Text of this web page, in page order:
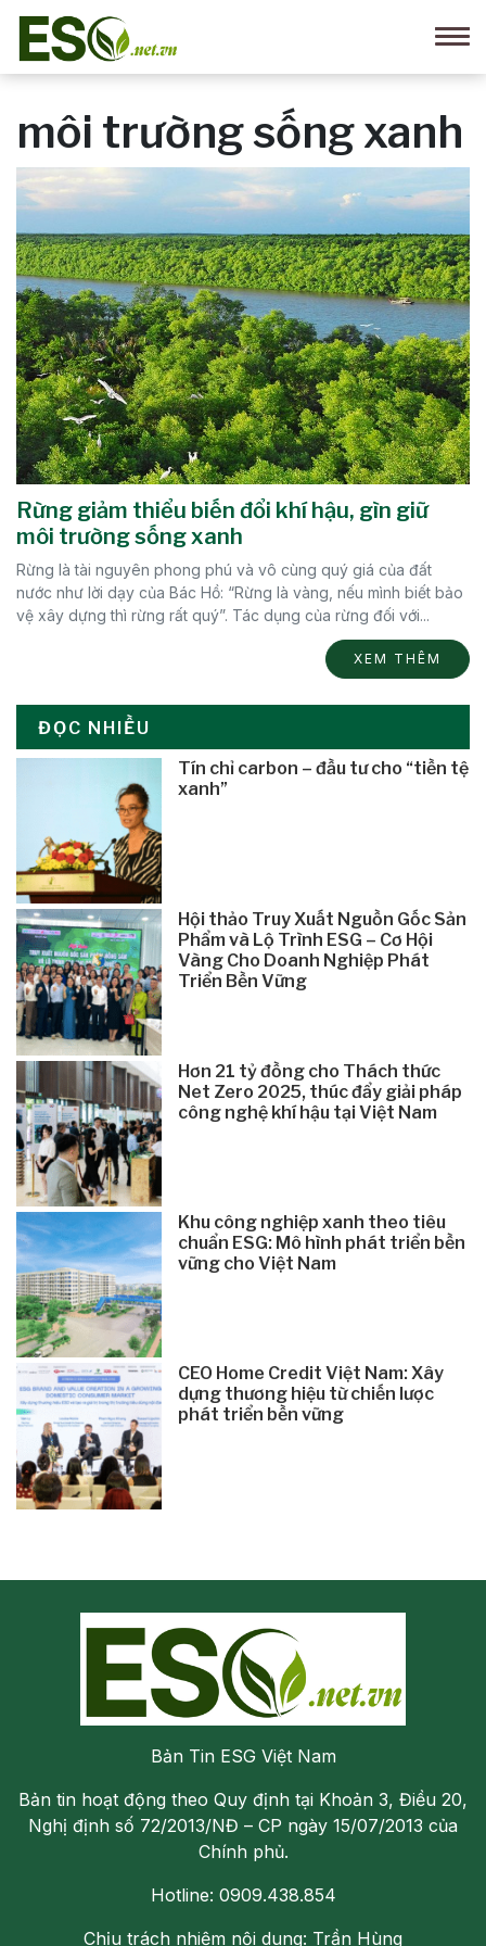
môi trường sống xanh
Rừng giảm thiểu biến đổi khí hậu, gìn giữ
môi trường sống xanh
Rừng là tài nguyên phong phú và vô cùng quý giá của đất
nước như lời dạy của Bác Hồ: “Rừng là vàng, nếu mình biết bảo
vệ xây dựng thì rừng rất quý”. Tác dụng của rừng đối với...
XEM THÊM
ĐỌC NHIỀU
Tín chỉ carbon – đầu tư cho “tiền tệ
xanh”
Hội thảo Truy Xuất Nguồn Gốc Sản
Phẩm và Lộ Trình ESG – Cơ Hội
Vàng Cho Doanh Nghiệp Phát
Triển Bền Vững
Hơn 21 tỷ đồng cho Thách thức
Net Zero 2025, thúc đẩy giải pháp
công nghệ khí hậu tại Việt Nam
Khu công nghiệp xanh theo tiêu
chuẩn ESG: Mô hình phát triển bền
vững cho Việt Nam
CEO Home Credit Việt Nam: Xây
dựng thương hiệu từ chiến lược
phát triển bền vững
Bản Tin ESG Việt Nam
Bản tin hoạt động theo Quy định tại Khoản 3, Điều 20,
Nghị định số 72/2013/NĐ – CP ngày 15/07/2013 của
Chính phủ.
Hotline: 0909.438.854
Chịu trách nhiệm nội dung: Trần Hùng